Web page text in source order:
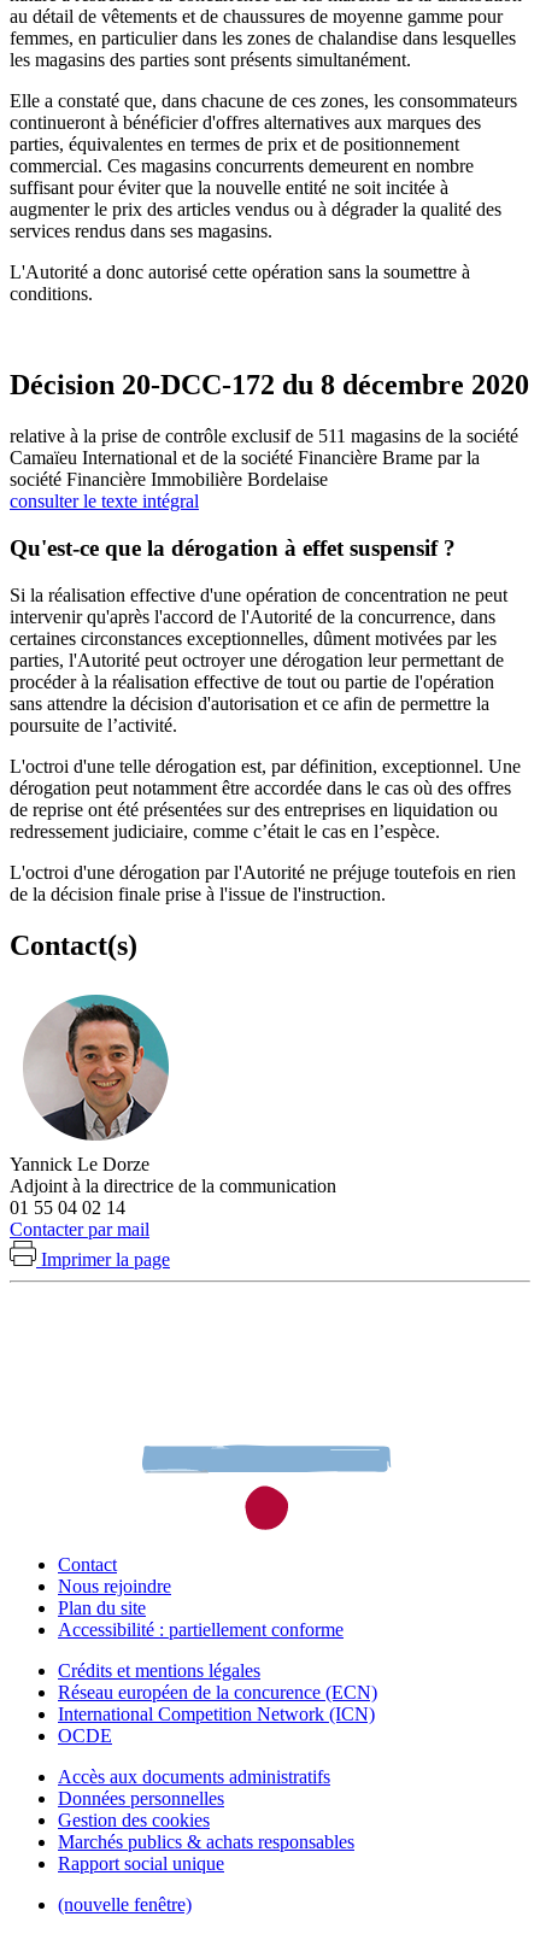
au détail de vêtements et de chaussures de moyenne gamme pour
femmes, en particulier dans les zones de chalandise dans lesquelles
les magasins des parties sont présents simultanément.
Elle a constaté que, dans chacune de ces zones, les consommateurs
continueront à bénéficier d'offres alternatives aux marques des
parties, équivalentes en termes de prix et de positionnement
commercial. Ces magasins concurrents demeurent en nombre
suffisant pour éviter que la nouvelle entité ne soit incitée à
augmenter le prix des articles vendus ou à dégrader la qualité des
services rendus dans ses magasins.
L'Autorité a donc autorisé cette opération sans la soumettre à
conditions.
Décision 20-DCC-172 du 8 décembre 2020
relative à la prise de contrôle exclusif de 511 magasins de la société
Camaïeu International et de la société Financière Brame par la
société Financière Immobilière Bordelaise
consulter le texte intégral
Qu'est-ce que la dérogation à effet suspensif ?
Si la réalisation effective d'une opération de concentration ne peut
intervenir qu'après l'accord de l'Autorité de la concurrence, dans
certaines circonstances exceptionnelles, dûment motivées par les
parties, l'Autorité peut octroyer une dérogation leur permettant de
procéder à la réalisation effective de tout ou partie de l'opération
sans attendre la décision d'autorisation et ce afin de permettre la
poursuite de l’activité.
L'octroi d'une telle dérogation est, par définition, exceptionnel. Une
dérogation peut notamment être accordée dans le cas où des offres
de reprise ont été présentées sur des entreprises en liquidation ou
redressement judiciaire, comme c’était le cas en l’espèce.
L'octroi d'une dérogation par l'Autorité ne préjuge toutefois en rien
de la décision finale prise à l'issue de l'instruction.
Contact(s)
Yannick Le Dorze
Adjoint à la directrice de la communication
01 55 04 02 14
Contacter par mail
Imprimer la page
Contact
Nous rejoindre
Plan du site
Accessibilité : partiellement conforme
Crédits et mentions légales
Réseau européen de la concurence (ECN)
International Competition Network (ICN)
OCDE
Accès aux documents administratifs
Données personnelles
Gestion des cookies
Marchés publics & achats responsables
Rapport social unique
(nouvelle fenêtre)